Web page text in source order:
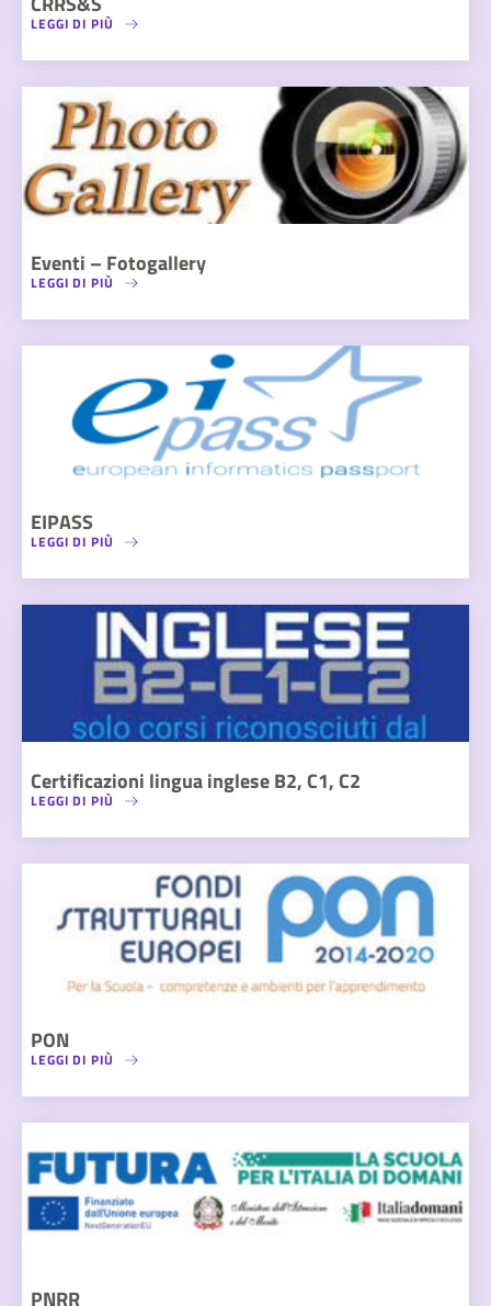
LEGGI DI PIÙ
Eventi – Fotogallery
LEGGI DI PIÙ
EIPASS
LEGGI DI PIÙ
Certificazioni lingua inglese B2, C1, C2
LEGGI DI PIÙ
PON
LEGGI DI PIÙ
PNRR